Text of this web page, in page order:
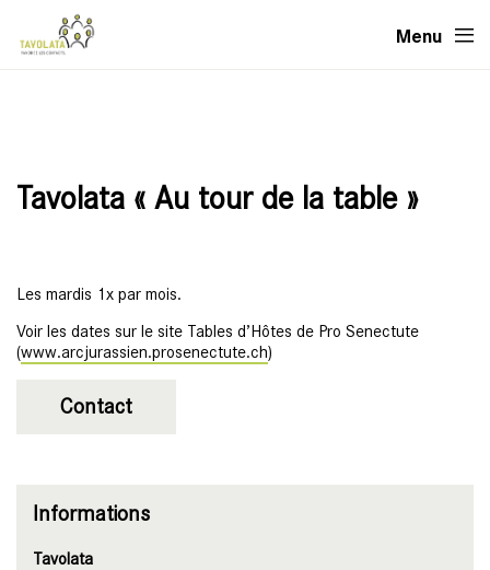
Menu
Tavolata « Au tour de la table »
Les mardis 1x par mois.
Voir les dates sur le site Tables d’Hôtes de Pro Senectute
(www.arcjurassien.prosenectute.ch)
Contact
Informations
Tavolata